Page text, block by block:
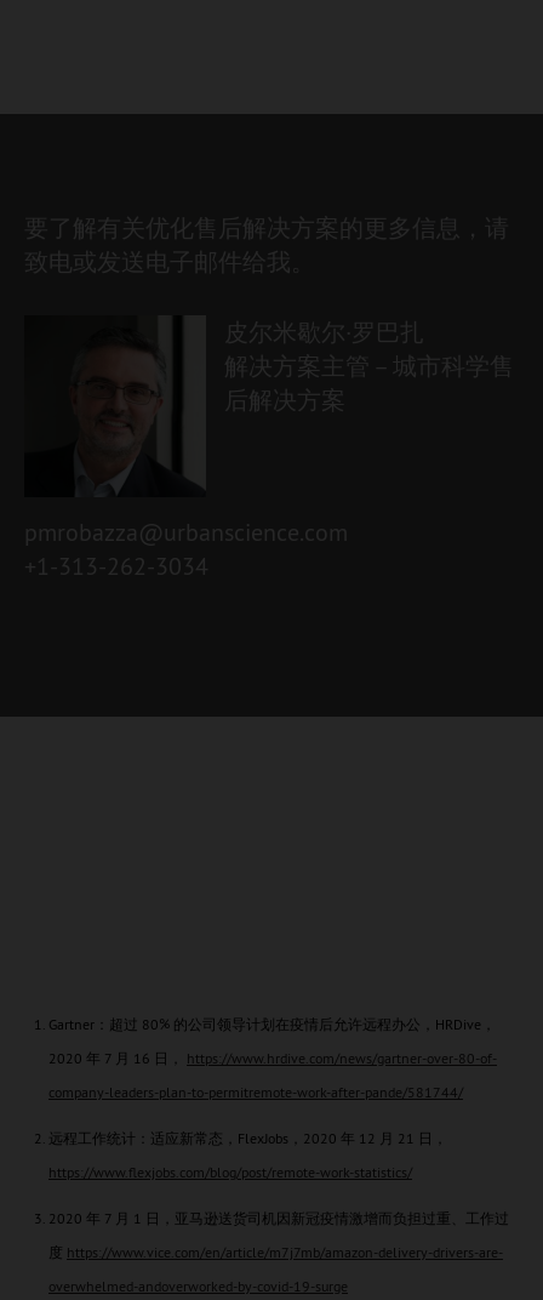
要了解有关优化售后解决方案的更多信息，请
致电或发送电子邮件给我。
皮尔米歇尔·罗巴扎
解决方案主管 – 城市科学售
后解决方案
pmrobazza@urbanscience.com
+1-313-262-3034
Gartner：超过 80% 的公司领导计划在疫情后允许远程办公，HRDive，
2020 年 7 月 16 日， https://www.hrdive.com/news/gartner-over-80-of-
company-leaders-plan-to-permitremote-work-after-pande/581744/
远程工作统计：适应新常态，FlexJobs，2020 年 12 月 21 日，
https://www.flexjobs.com/blog/post/remote-work-statistics/
2020 年 7 月 1 日，亚马逊送货司机因新冠疫情激增而负担过重、工作过
度 https://www.vice.com/en/article/m7j7mb/amazon-delivery-drivers-are-
overwhelmed-andoverworked-by-covid-19-surge